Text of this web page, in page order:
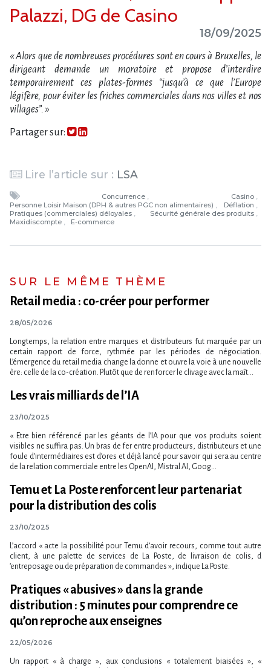
Palazzi, DG de Casino
18/09/2025
« Alors que de nombreuses procédures sont en cours à Bruxelles, le
dirigeant demande un moratoire et propose d’interdire
temporairement ces plates-formes “jusqu’à ce que l’Europe
légifère, pour éviter les friches commerciales dans nos villes et nos
villages”. »
Partager sur:
Lire l’article sur : LSA
Concurrence
Casino
Personne Loisir Maison (DPH & autres PGC non alimentaires)
Déflation
Pratiques (commerciales) déloyales
Sécurité générale des produits
Maxidiscompte
E-commerce
SUR LE MÊME THÈME
Retail media : co-créer pour performer
28/05/2026
Longtemps, la relation entre marques et distributeurs fut marquée par un
certain rapport de force, rythmée par les périodes de négociation.
L’émergence du retail media change la donne et ouvre la voie à une nouvelle
ère: celle de la co-création. Plutôt que de renforcer le clivage avec la maît...
Les vrais milliards de l’IA
23/10/2025
« Etre bien référencé par les géants de l​‌’IA pour que vos produits soient
visibles ne suffira pas. Un bras de fer entre producteurs, distributeurs et une
foule d​‌’intermédiaires est d​‌’ores et déjà lancé pour savoir qui sera au centre
de la relation commerciale entre les OpenAI, Mistral AI, Goog...
Temu et La Poste renforcent leur partenariat
pour la distribution des colis
23/10/2025
L’accord « acte la possibilité pour Temu d​‌’avoir recours, comme tout autre
client, à une palette de services de La Poste, de livraison de colis, d​
‌’entreposage ou de préparation de commandes », indique La Poste.
Pratiques « abusives » dans la grande
distribution : 5 minutes pour comprendre ce
qu’on reproche aux enseignes
22/05/2026
Un rapport « à charge », aux conclusions « totalement biaisées », «